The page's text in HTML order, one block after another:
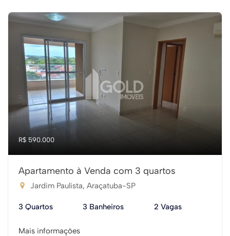
R$ 590.000
Apartamento à Venda com 3 quartos
Jardim Paulista, Araçatuba-SP
3 Quartos 3 Banheiros 2 Vagas
Mais informações